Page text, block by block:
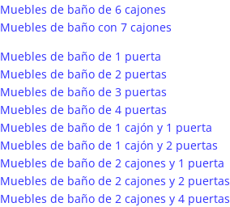
Muebles de baño de 6 cajones
Muebles de baño con 7 cajones
Muebles de baño de 1 puerta
Muebles de baño de 2 puertas
Muebles de baño de 3 puertas
Muebles de baño de 4 puertas
Muebles de baño de 1 cajón y 1 puerta
Muebles de baño de 1 cajón y 2 puertas
Muebles de baño de 2 cajones y 1 puerta
Muebles de baño de 2 cajones y 2 puertas
Muebles de baño de 2 cajones y 4 puertas